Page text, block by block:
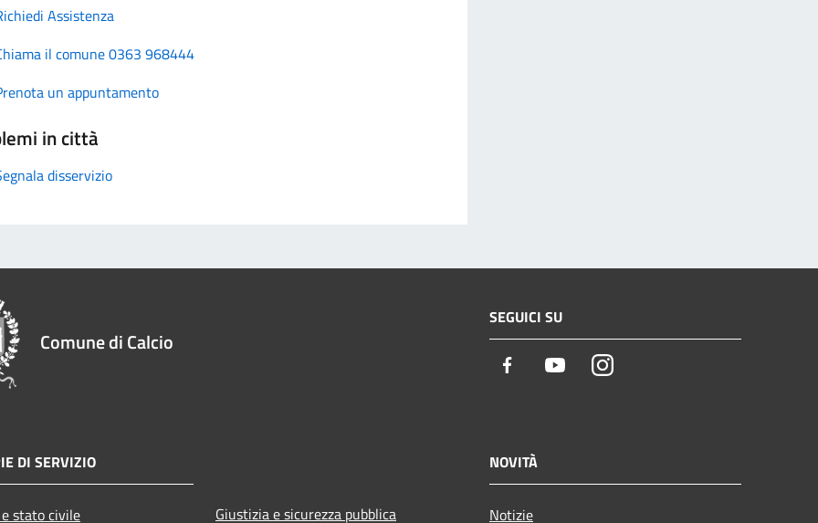
Assistenza
il comune 0363 968444
un appuntamento
in città
disservizio
Comune di Calcio
SEGUICI SU
Facebook YoutubeInstagram
DI SERVIZIO
stato civile Giustizia e sicurezza pubblica
NOVITÀ
Notizie